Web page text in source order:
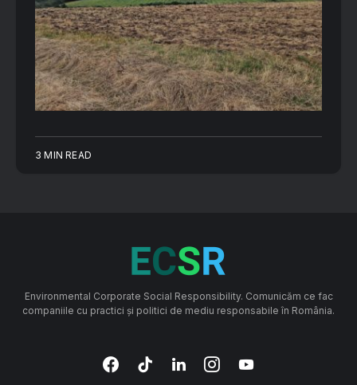
3 MIN READ
Environmental Corporate Social Responsibility. Comunicăm ce fac
companiile cu practici și politici de mediu responsabile în România.